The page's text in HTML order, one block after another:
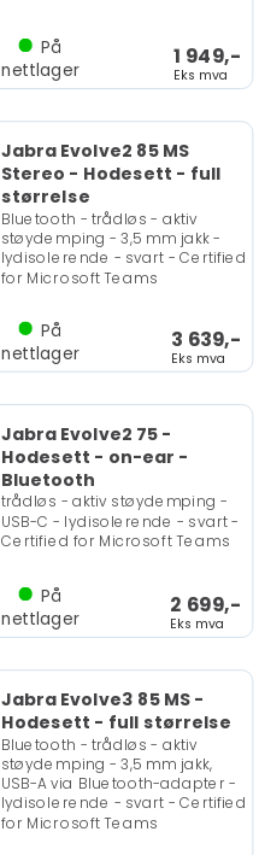
1 949,-
Eks mva
På
nettlager
Jabra Evolve2 85 MS
Stereo - Hodesett - full
størrelse
Bluetooth - trådløs - aktiv
støydemping - 3,5 mm jakk -
lydisolerende - svart - Certified
for Microsoft Teams
3 639,-
Eks mva
På
nettlager
Jabra Evolve2 75 -
Hodesett - on-ear -
Bluetooth
trådløs - aktiv støydemping -
USB-C - lydisolerende - svart -
Certified for Microsoft Teams
2 699,-
Eks mva
På
nettlager
Jabra Evolve3 85 MS -
Hodesett - full størrelse
Bluetooth - trådløs - aktiv
støydemping - 3,5 mm jakk,
USB-A via Bluetooth-adapter -
lydisolerende - svart - Certified
for Microsoft Teams